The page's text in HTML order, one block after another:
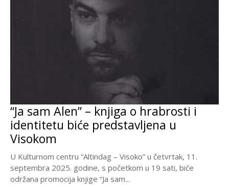
“Ja sam Alen” – knjiga o hrabrosti i
identitetu biće predstavljena u
Visokom
U Kulturnom centru “Altindag – Visoko” u četvrtak, 11.
septembra 2025. godine, s početkom u 19 sati, biće
održana promocija knjige “Ja sam...